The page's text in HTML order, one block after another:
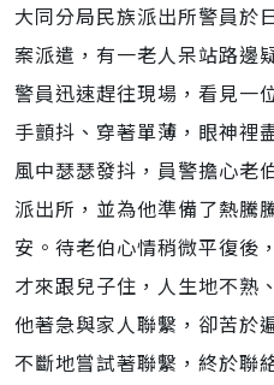
大同分局民族派出所警員於
案派遣，有一老人呆站路邊
警員迅速趕往現場，看見一
手顫抖、穿著單薄，眼神裡
風中瑟瑟發抖，員警擔心老
派出所，並為他準備了熱騰
安。待老伯心情稍微平復後
才來跟兒子住，人生地不熟
他著急與家人聯繫，卻苦於
不斷地嘗試著聯繫，終於聯